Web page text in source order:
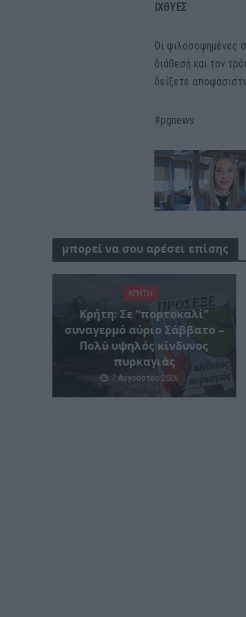
ΙΧΘΥΕΣ
Οι φιλοσοφημένες
διάθεσή και τον
δείξετε
#pgnews
μπορεί να σου αρέσει επίσης
ΚΡΗΤΗ
Κρήτη: Σε “πορτοκαλί”
συναγερμό αύριο Σάββατο –
Πολύ υψηλός κίνδυνος
πυρκαγιάς
7 Αυγούστου 2026